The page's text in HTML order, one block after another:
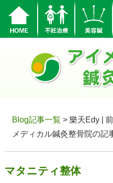
Blog記事一覧 > 樂天Edy |
メディカル鍼灸整骨院の記
マタニティ整体